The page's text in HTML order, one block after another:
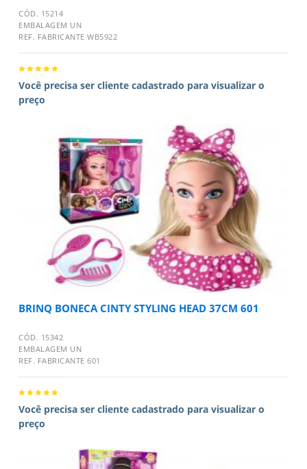
CÓD. 15214
EMBALAGEM UN
REF. FABRICANTE WB5922
Você precisa ser cliente cadastrado para visualizar o
preço
BRINQ BONECA CINTY STYLING HEAD 37CM 601
CÓD. 15342
EMBALAGEM UN
REF. FABRICANTE 601
Você precisa ser cliente cadastrado para visualizar o
preço